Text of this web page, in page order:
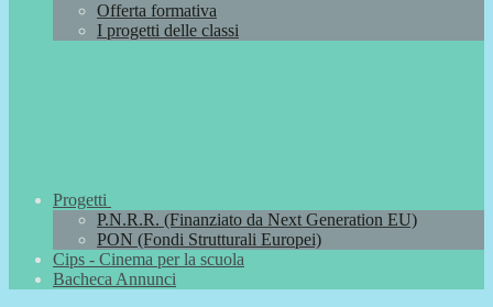
Offerta formativa
I progetti delle classi
Progetti
P.N.R.R. (Finanziato da Next Generation EU)
PON (Fondi Strutturali Europei)
Cips - Cinema per la scuola
Bacheca Annunci